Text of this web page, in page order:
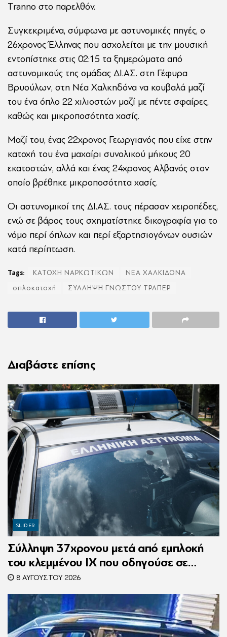
Tranno στο παρελθόν.
Συγκεκριμένα, σύμφωνα με αστυνομικές πηγές, ο
26χρονος Έλληνας που ασχολείται με την μουσική
εντοπίστηκε στις 02:15 τα ξημερώματα από
αστυνομικούς της ομάδας ΔΙ.ΑΣ. στη Γέφυρα
Βρυούλων, στη Νέα Χαλκηδόνα να κουβαλά μαζί
του ένα όπλο 22 χιλιοστών μαζί με πέντε σφαίρες,
καθώς και μικροποσότητα χασίς.
Μαζί του, ένας 22χρονος Γεωργιανός που είχε στην
κατοχή του ένα μαχαίρι συνολικού μήκους 20
εκατοστών, αλλά και ένας 24χρονος Αλβανός στον
οποίο βρέθηκε μικροποσότητα χασίς.
Οι αστυνομικοί της ΔΙ.ΑΣ. τους πέρασαν χειροπέδες,
ενώ σε βάρος τους σχηματίστηκε δικογραφία για το
νόμο περί όπλων και περί εξαρτησιογόνων ουσιών
κατά περίπτωση.
Tags: ΚΑΤΟΧΗ ΝΑΡΚΩΤΙΚΩΝ
ΝΕΑ ΧΑΛΚΙΔΟΝΑ
οπλοκατοχή
ΣΥΛΛΗΨΗ ΓΝΩΣΤΟΥ ΤΡΑΠΕΡ
Διαβάστε επίσης
SLIDER
Σύλληψη 37χρονου μετά από εμπλοκή
του κλεμμένου ΙΧ που οδηγούσε σε
τροχαίο
8 ΑΥΓΟΎΣΤΟΥ 2026